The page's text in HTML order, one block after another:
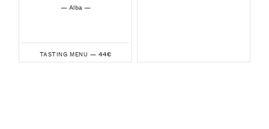
— Alba —
TASTING MENU — 44€